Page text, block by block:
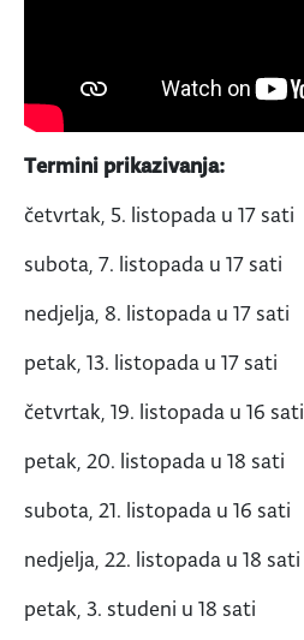
Termini prikazivanja:
četvrtak, 5. listopada u 17 sati
subota, 7. listopada u 17 sati
nedjelja, 8. listopada u 17 sati
petak, 13. listopada u 17 sati
četvrtak, 19. listopada u 16 sati
petak, 20. listopada u 18 sati
subota, 21. listopada u 16 sati
nedjelja, 22. listopada u 18 sati
petak, 3. studeni u 18 sati